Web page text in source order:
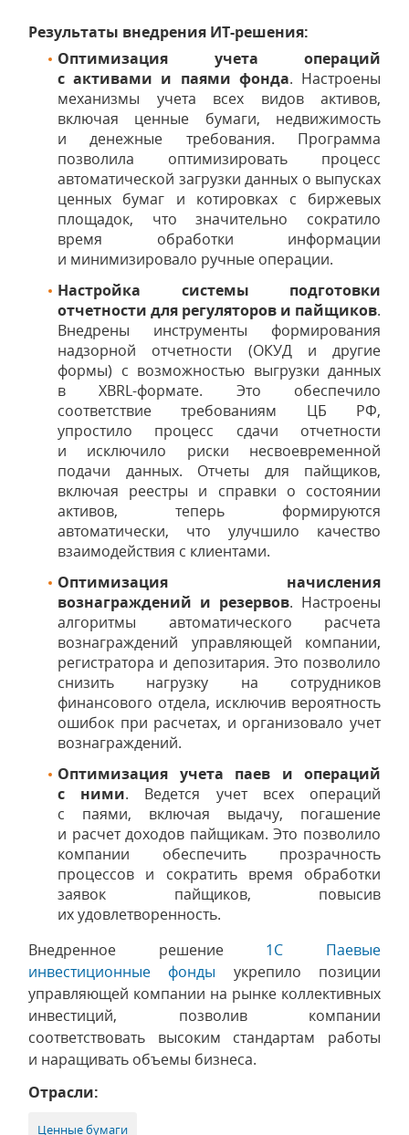
Результаты внедрения ИТ-решения:
Оптимизация учета операций
с активами и паями фонда. Настроены
механизмы учета всех видов активов,
включая ценные бумаги, недвижимость
и денежные требования. Программа
позволила оптимизировать процесс
автоматической загрузки данных о выпусках
ценных бумаг и котировках с биржевых
площадок, что значительно сократило
время обработки информации
и минимизировало ручные операции.
Настройка системы подготовки
отчетности для регуляторов и пайщиков.
Внедрены инструменты формирования
надзорной отчетности (ОКУД и другие
формы) с возможностью выгрузки данных
в XBRL-формате. Это обеспечило
соответствие требованиям ЦБ РФ,
упростило процесс сдачи отчетности
и исключило риски несвоевременной
подачи данных. Отчеты для пайщиков,
включая реестры и справки о состоянии
активов, теперь формируются
автоматически, что улучшило качество
взаимодействия с клиентами.
Оптимизация начисления
вознаграждений и резервов. Настроены
алгоритмы автоматического расчета
вознаграждений управляющей компании,
регистратора и депозитария. Это позволило
снизить нагрузку на сотрудников
финансового отдела, исключив вероятность
ошибок при расчетах, и организовало учет
вознаграждений.
Оптимизация учета паев и операций
с ними. Ведется учет всех операций
с паями, включая выдачу, погашение
и расчет доходов пайщикам. Это позволило
компании обеспечить прозрачность
процессов и сократить время обработки
заявок пайщиков, повысив
их удовлетворенность.
Внедренное решение 1С Паевые
инвестиционные фонды укрепило позиции
управляющей компании на рынке коллективных
инвестиций, позволив компании
соответствовать высоким стандартам работы
и наращивать объемы бизнеса.
Отрасли:
Ценные бумаги